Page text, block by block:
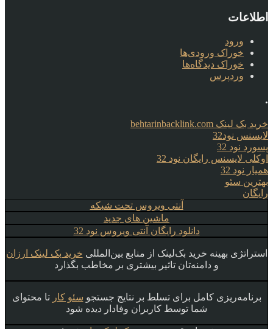
اطلاعات
ورود
خوراک ورودی‌ها
خوراک دیدگاه‌ها
وردپرس
.
خرید بک لینک behtarinbacklink.com
لایسنس نود32
پسورد نود 32
اوکلی لایسنس رایگان نود 32
همیار نود 32
بهترین سئو
رایگان
آنتی ویروس تحت شبکه
ماشین های جدید
دانلود رایگان آنتی ویروس نود 32
استراتژی بهینه خرید بک‌لینک از منابع بین‌المللی خرید بک لینک ارزان
و دامنه‌تان تاثیر بیشتری بر مخاطب بگذارد
برنامه‌ریزی کامل برای تسلط بر نتایج جستجو سئو کار تا محتوای
شما توسط کاربران وفادار دیده شود